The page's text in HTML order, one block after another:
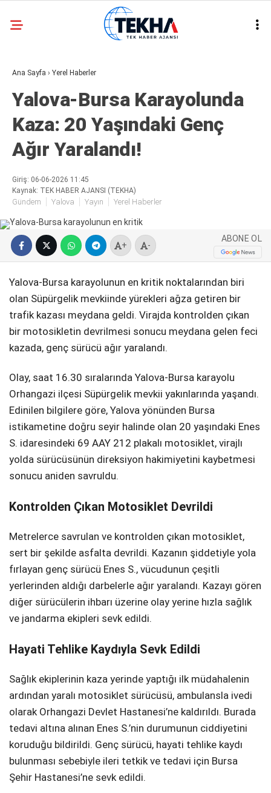
Hattı
Facebook
Instagram
Youtube
31.8
ASAYIŞ
GÜNDEM
GENEL
POLITIKA
SIYASET
DÜNYA
SPOR
SERVISLER
Ana Sayfa › Yerel Haberler
Yalova-Bursa Karayolunda
Kaza: 20 Yaşındaki Genç
Ağır Yaralandı!
Giriş: 06-06-2026 11:45
Kaynak: TEK HABER AJANSI (TEKHA)
Gündem Yalova Yayın Yerel Haberler
+ -
ABONE OL
Yalova-Bursa karayolunun en kritik noktalarından biri
olan Süpürgelik mevkiinde yürekleri ağza getiren bir
trafik kazası meydana geldi. Virajda kontrolden çıkan
bir motosikletin devrilmesi sonucu meydana gelen feci
kazada, genç sürücü ağır yaralandı.
Olay, saat 16.30 sıralarında Yalova-Bursa karayolu
Orhangazi ilçesi Süpürgelik mevkii yakınlarında yaşandı.
Edinilen bilgilere göre, Yalova yönünden Bursa
istikametine doğru seyir halinde olan 20 yaşındaki Enes
S. idaresindeki 69 AAY 212 plakalı motosiklet, virajlı
yolda sürücüsünün direksiyon hakimiyetini kaybetmesi
sonucu aniden savruldu.
Kontrolden Çıkan Motosiklet Devrildi
Metrelerce savrulan ve kontrolden çıkan motosiklet,
sert bir şekilde asfalta devrildi. Kazanın şiddetiyle yola
fırlayan genç sürücü Enes S., vücudunun çeşitli
yerlerinden aldığı darbelerle ağır yaralandı. Kazayı gören
diğer sürücülerin ihbarı üzerine olay yerine hızla sağlık
ve jandarma ekipleri sevk edildi.
Hayati Tehlike Kaydıyla Sevk Edildi
Sağlık ekiplerinin kaza yerinde yaptığı ilk müdahalenin
ardından yaralı motosiklet sürücüsü, ambulansla ivedi
olarak Orhangazi Devlet Hastanesi’ne kaldırıldı. Burada
tedavi altına alınan Enes S.’nin durumunun ciddiyetini
koruduğu bildirildi. Genç sürücü, hayati tehlike kaydı
bulunması sebebiyle ileri tetkik ve tedavi için Bursa
Şehir Hastanesi’ne sevk edildi.